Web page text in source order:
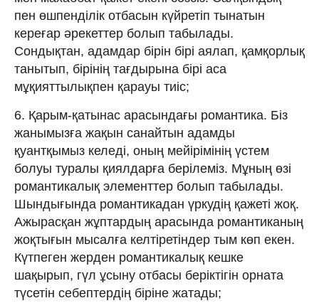
пен өшпенділік отбасын күйретіп тынатын
кереғар әрекеттер болып табылады.
Сондықтан, адамдар бірін бірі аялап, қамқорлық
танытып, бірінің тағдырына бірі аса
мұқияттылықпен қарауы тиіс;
6. Қарым-қатынас арасындағы романтика. Біз
жанымызға жақын санайтын адамды
қуантқымыз келеді, оның мейірімінің үстем
болуы туралы қиялдарға берілеміз. Мұның өзі
романтикалық элементтер болып табылады.
Шындығында романтикадан үркудің қажеті жоқ.
Ажырасқан жұптардың арасында романтиканың
жоқтығын мысалға келтіретіндер тым көп екен.
Күтпеген жерден романтикалық кешке
шақырып, гүл ұсыну отбасы беріктігін орната
түсетін себептердің біріне жатады;